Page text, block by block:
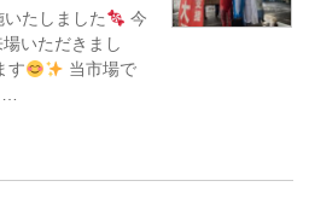
たしました
今
いただきまし
す
当市場で
…